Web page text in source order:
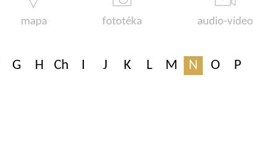
mapa fototéka audio-video
G H Ch I J K L M N O P